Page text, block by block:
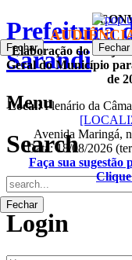
Prefeitura
Sarandi
Menu
Search
Login
Fechar
Elaboração do
Geral do Município
de
Local:Plenário da
Avenida Maringá,
Data: 18/08/2026
Faça sua sugestão
Fechar
Fechar
Fechar